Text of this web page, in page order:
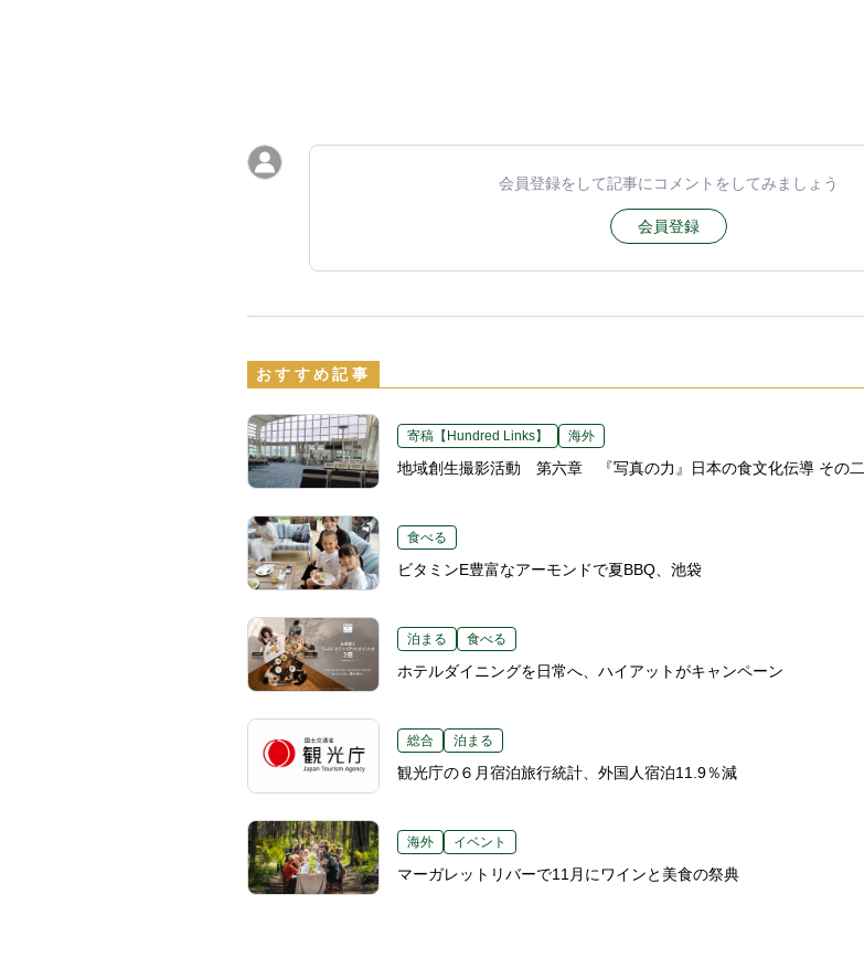
会員登録をして記事にコメントをしてみましょう
会員登録
おすすめ記事
寄稿【Hundred Links】 海外
地域創生撮影活動 第六章 『写真の力』日本の食文化伝導 その二
食べる
ビタミンE豊富なアーモンドで夏BBQ、池袋
泊まる 食べる
ホテルダイニングを日常へ、ハイアットがキャンペーン
総合 泊まる
観光庁の６月宿泊旅行統計、外国人宿泊11.9％減
海外 イベント
マーガレットリバーで11月にワインと美食の祭典